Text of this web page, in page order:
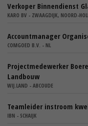
Verkoper Binnendienst
KARO BV - ZWAAGDIJK, NOORD-
Accountmanager
COMGOED B.V. - NL
Projectmedewerker
Landbouw
WIJ.LAND - ABCOUDE
Teamleider instroom
IBN - SCHAIJK